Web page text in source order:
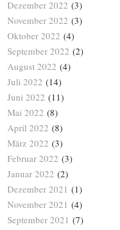
Dezember 2022 (3)
November 2022 (3)
Oktober 2022 (4)
September 2022 (2)
August 2022 (4)
Juli 2022 (14)
Juni 2022 (11)
Mai 2022 (8)
April 2022 (8)
März 2022 (3)
Februar 2022 (3)
Januar 2022 (2)
Dezember 2021 (1)
November 2021 (4)
September 2021 (7)